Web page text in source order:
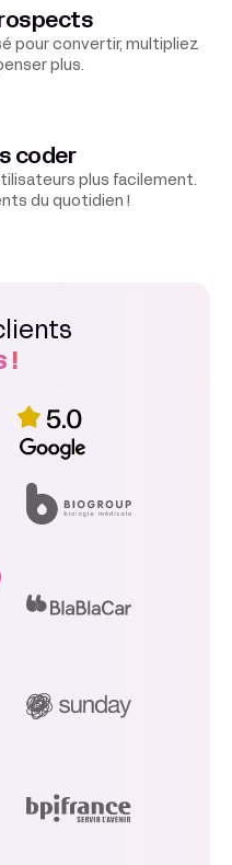
pour convertir, multipliez
plus.
coder
plus facilement.
du quotidien !
!